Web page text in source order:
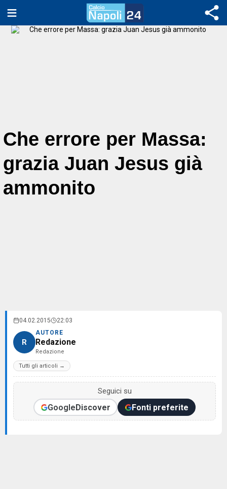
Che errore per Massa:
grazia Juan Jesus già
ammonito
04.02.2015 22:03
R
AUTORE
Redazione
Redazione
Tutti gli articoli →
Seguici su
GoogleDiscover Fonti preferite